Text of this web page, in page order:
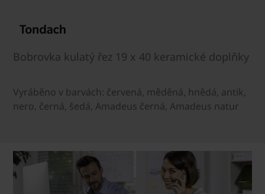
Bobrovka kulatý řez 19 x 40 keramické doplňky
Vyráběno v barvách: červená, měděná, hnědá, antik,
nero, černá, šedá, Amadeus černá, Amadeus natur